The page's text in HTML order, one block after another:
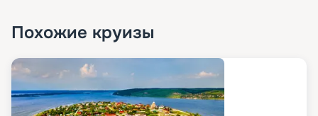
Похожие круизы